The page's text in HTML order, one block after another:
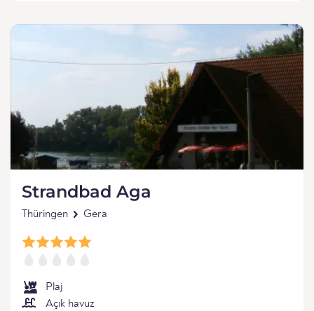
Strandbad Aga
Thüringen Gera
Plaj
Açık havuz